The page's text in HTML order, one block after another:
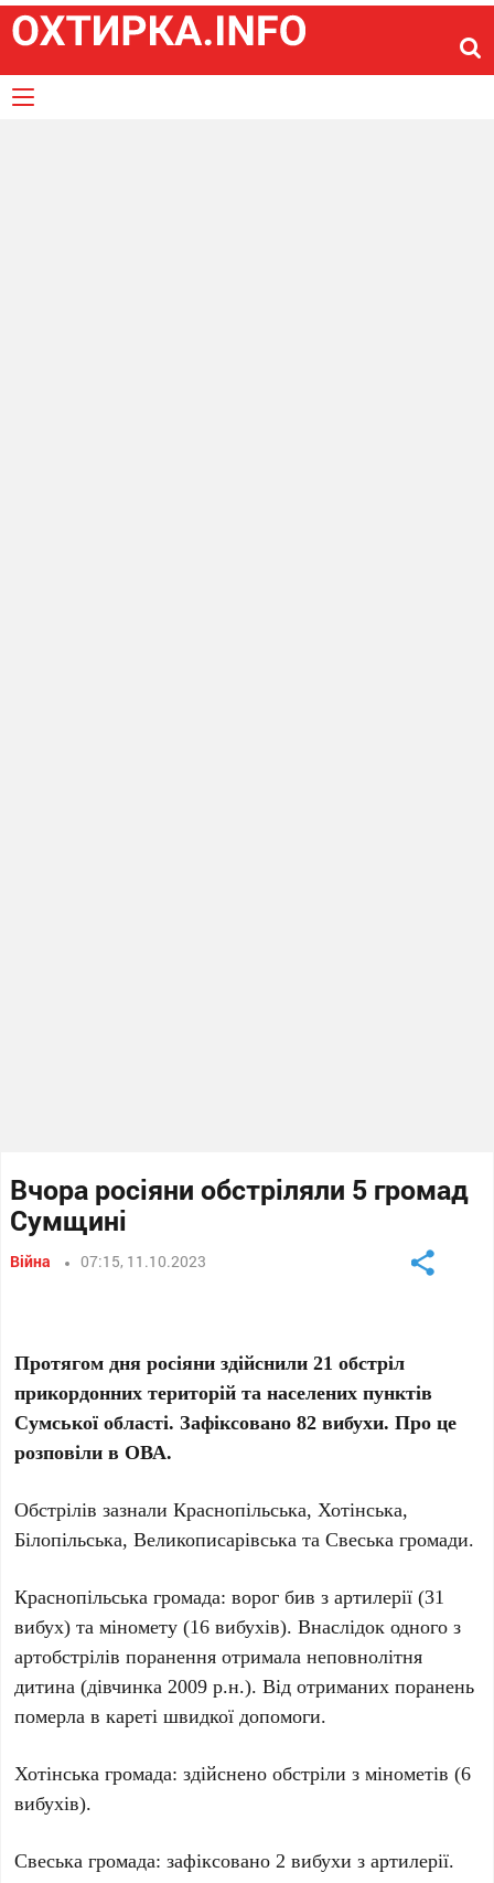
Вчора росіяни обстріляли 5 громад
Сумщині
Війна 07:15, 11.10.2023
Протягом дня росіяни здійснили 21 обстріл
прикордонних територій та населених пунктів
Сумської області. Зафіксовано 82 вибухи. Про це
розповіли в ОВА.
Обстрілів зазнали Краснопільська, Хотінська,
Білопільська, Великописарівська та Свеська громади.
Краснопільська громада: ворог бив з артилерії (31
вибух) та міномету (16 вибухів). Внаслідок одного з
артобстрілів поранення отримала неповнолітня
дитина (дівчинка 2009 р.н.). Від отриманих поранень
померла в кареті швидкої допомоги.
Хотінська громада: здійснено обстріли з мінометів (6
вибухів).
Свеська громада: зафіксовано 2 вибухи з артилерії.